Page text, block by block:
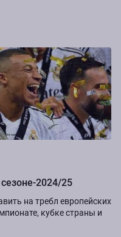
2024/25
на требл европейских
кубке страны и